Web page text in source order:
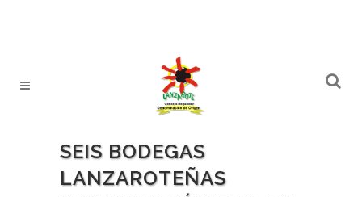
SEIS BODEGAS
LANZAROTEÑAS